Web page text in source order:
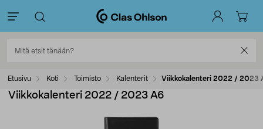
Etusivu Koti Toimisto Kalenterit Viikkokalenteri 2022 / 2023
Viikkokalenteri 2022 / 2023 A6